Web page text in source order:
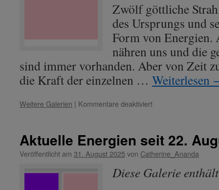
Zwölf göttliche
des Ursprungs und
Form von Energien.
nähren uns und die
sind immer vorhanden. Aber von Zeit
die Kraft der einzelnen … Weiterlesen
Weitere Galerien | Kommentare deaktiviertfür
06.
März
Aktuelle Energien seit 22.
Veröffentlicht am 31. August 2025 von Catherine_Ananda
Diese Galerie